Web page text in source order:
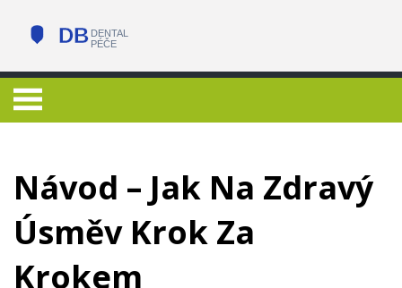
Návod – Jak Na Zdravý
Úsměv Krok Za
Krokem